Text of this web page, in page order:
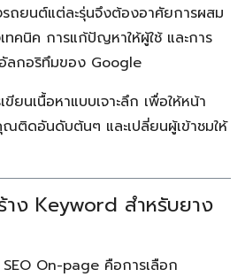
ถยนต์แต่ละรุ่นจึงต้องอาศัยการผสม
ทคนิค การแก้ปัญหาให้ผู้ใช้ และการ
ลกอริทึมของ Google
ยนเนื้อหาแบบเจาะลึก เพื่อให้หน้า
ติดอันดับต้นๆ และเปลี่ยนผู้เข้าชมให้
าง Keyword สำหรับยาง
On-page คือการเลือก